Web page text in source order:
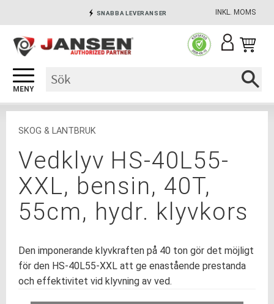
Meny
INKL. MOMS
SNABBA LEVERANSER
SÄKRA BETALNINGAR
SKOG & LANTBRUK
Vedklyv HS-40L55-
XXL, bensin, 40T,
55cm, hydr. klyvkors
Den imponerande klyvkraften på 40 ton gör det möjligt
för den HS-40L55-XXL att ge enastående prestanda
och effektivitet vid klyvning av ved.